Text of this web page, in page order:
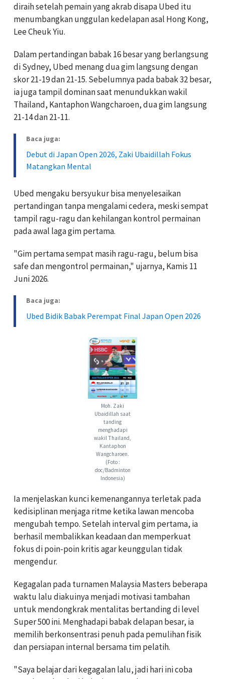
diraih setelah pemain yang akrab disapa Ubed itu
menumbangkan unggulan kedelapan asal Hong Kong,
Lee Cheuk Yiu.
Dalam pertandingan babak 16 besar yang berlangsung
di Sydney, Ubed menang dua gim langsung dengan
skor 21-19 dan 21-15. Sebelumnya pada babak 32 besar,
ia juga tampil dominan saat menundukkan wakil
Thailand, Kantaphon Wangcharoen, dua gim langsung
21-14 dan 21-11.
Baca juga:
Debut di Japan Open 2026, Zaki Ubaidillah Fokus
Matangkan Mental
Ubed mengaku bersyukur bisa menyelesaikan
pertandingan tanpa mengalami cedera, meski sempat
tampil ragu-ragu dan kehilangan kontrol permainan
pada awal laga gim pertama.
"Gim pertama sempat masih ragu-ragu, belum bisa
safe dan mengontrol permainan," ujarnya, Kamis 11
Juni 2026.
Baca juga:
Ubed Bidik Babak Perempat Final Japan Open 2026
Moh. Zaki
Ubaidillah saat
tanding
menghadapi
wakil Thailand,
Kantaphon
Wangcharoen.
(Foto :
doc/Badminton
Indonesia)
Ia menjelaskan kunci kemenangannya terletak pada
kedisiplinan menjaga ritme ketika lawan mencoba
mengubah tempo. Setelah interval gim pertama, ia
berhasil membalikkan keadaan dan memperkuat
fokus di poin-poin kritis agar keunggulan tidak
mengendur.
Kegagalan pada turnamen Malaysia Masters beberapa
waktu lalu diakuinya menjadi motivasi tambahan
untuk mendongkrak mentalitas bertanding di level
Super 500 ini. Menghadapi babak delapan besar, ia
memilih berkonsentrasi penuh pada pemulihan fisik
dan persiapan internal bersama tim pelatih.
"Saya belajar dari kegagalan lalu, jadi hari ini coba